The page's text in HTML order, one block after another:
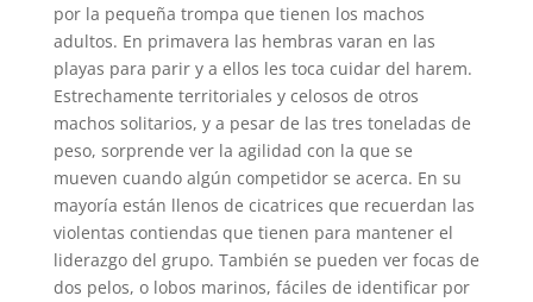
por la pequeña trompa que tienen los machos
adultos. En primavera las hembras varan en las
playas para parir y a ellos les toca cuidar del harem.
Estrechamente territoriales y celosos de otros
machos solitarios, y a pesar de las tres toneladas de
peso, sorprende ver la agilidad con la que se
mueven cuando algún competidor se acerca. En su
mayoría están llenos de cicatrices que recuerdan las
violentas contiendas que tienen para mantener el
liderazgo del grupo. También se pueden ver focas de
dos pelos, o lobos marinos, fáciles de identificar por